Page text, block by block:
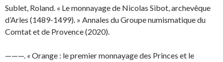
Sublet, Roland. « Le monnayage de Nicolas Sibot, archevêque
d’Arles (1489-1499). » Annales du Groupe numismatique du
Comtat et de Provence (2020).
———. « Orange : le premier monnayage des Princes et le